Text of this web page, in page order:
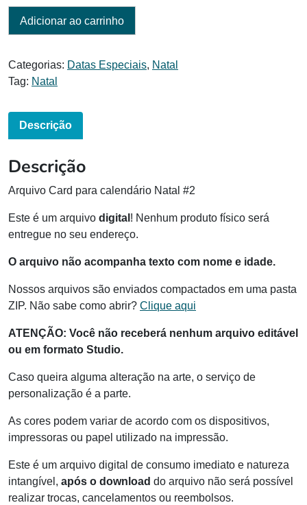
Adicionar ao carrinho
Categorias: Datas Especiais, Natal
Tag: Natal
Descrição
Descrição
Arquivo Card para calendário Natal #2
Este é um arquivo digital ! Nenhum produto físico será
entregue no seu endereço.
O arquivo não acompanha texto com nome e idade.
Nossos arquivos são enviados compactados em uma pasta
ZIP. Não sabe como abrir? Clique aqui
ATENÇÃO: Você não receberá nenhum arquivo editável
ou em formato Studio.
Caso queira alguma alteração na arte, o serviço de
personalização é a parte.
As cores podem variar de acordo com os dispositivos,
impressoras ou papel utilizado na impressão.
Este é um arquivo digital de consumo imediato e natureza
intangível, após o download do arquivo não será possível
realizar trocas, cancelamentos ou reembolsos.